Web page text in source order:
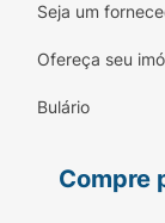
Seja um
Ofereça seu
Bulário
Compre